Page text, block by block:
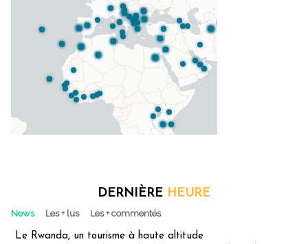
DERNIÈRE HEURE
News Les + lus Les + commentés
Le Rwanda, un tourisme à haute altitude